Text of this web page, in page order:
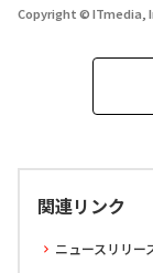
Copyright © ITmedia,
関連リンク
ニュースリリー